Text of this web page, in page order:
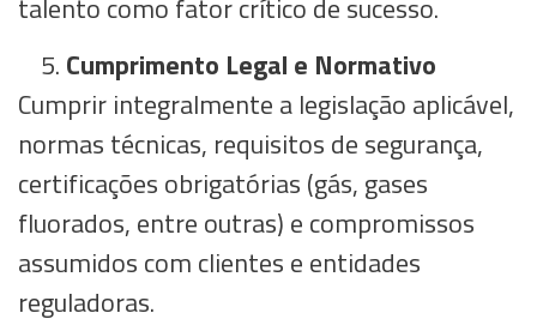
talento como fator crítico de sucesso.
Cumprimento Legal e Normativo
Cumprir integralmente a legislação aplicável,
normas técnicas, requisitos de segurança,
certificações obrigatórias (gás, gases
fluorados, entre outras) e compromissos
assumidos com clientes e entidades
reguladoras.